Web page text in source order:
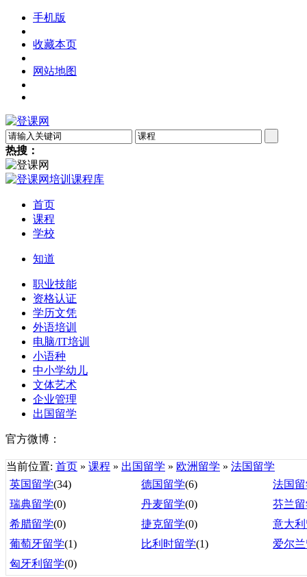
手机版
收藏本页
网站地图
热搜：
首页
课程
学校
知道
职业技能
资格认证
学历文凭
外语培训
电脑/IT培训
小语种
中小学幼儿
文体艺术
企业管理
出国留学
官方微博：
当前位置: 首页 » 课程 » 出国留学 » 欧洲留学 » 法国留学
英国留学(34) 德国留学(6)
法国
瑞典留学(0) 丹麦留学(0)
芬兰
希腊留学(0) 捷克留学(0)
意大
葡萄牙留学(1) 比利时留学(1)
爱尔
匈牙利留学(0)